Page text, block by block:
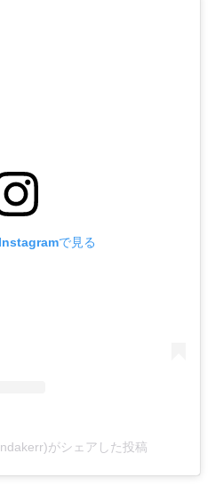
で見る
がシェアした投稿